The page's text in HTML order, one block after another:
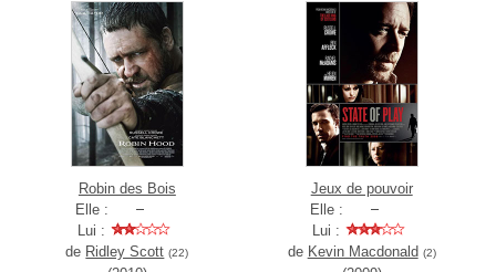
Robin des Bois
Elle :
Lui :
de Ridley Scott (22)
Jeux de pouvoir
Elle :
Lui :
de Kevin Macdonald (2)